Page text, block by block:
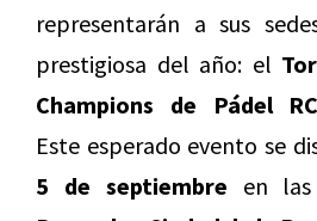
representarán a sus
prestigiosa del año: el
Champions de Pádel
Este esperado evento se
5 de septiembre en las